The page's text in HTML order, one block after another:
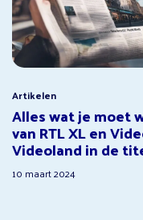
Artikelen
Alles wat je moet
van RTL XL en
Videoland in de
10 maart 2024